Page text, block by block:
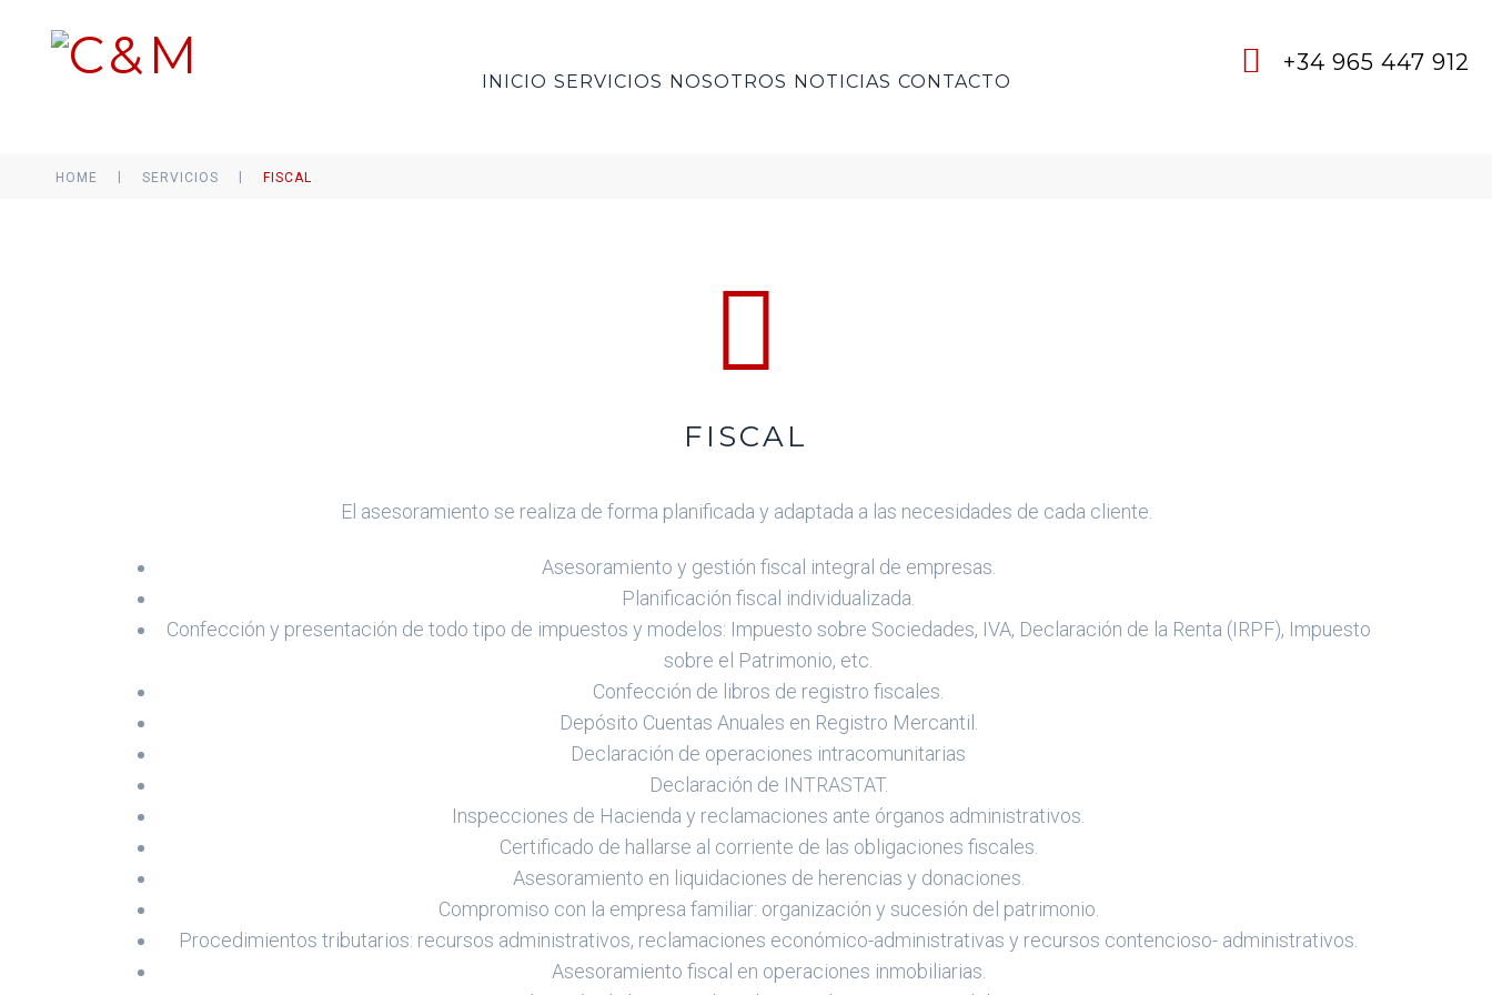
INICIO SERVICIOS NOSOTROS NOTICIAS CONTACTO
+34 965 447 912
HOME SERVICIOS FISCAL
FISCAL
El asesoramiento se realiza de forma planificada y adaptada a las necesidades de cada cliente.
Asesoramiento y gestión fiscal integral de empresas.
Planificación fiscal individualizada.
Confección y presentación de todo tipo de impuestos y modelos: Impuesto sobre Sociedades, IVA, Declaración de la Renta (IRPF), Impuesto
sobre el Patrimonio, etc.
Confección de libros de registro fiscales.
Depósito Cuentas Anuales en Registro Mercantil.
Declaración de operaciones intracomunitarias
Declaración de INTRASTAT.
Inspecciones de Hacienda y reclamaciones ante órganos administrativos.
Certificado de hallarse al corriente de las obligaciones fiscales.
Asesoramiento en liquidaciones de herencias y donaciones.
Compromiso con la empresa familiar: organización y sucesión del patrimonio.
Procedimientos tributarios: recursos administrativos, reclamaciones económico-administrativas y recursos contencioso- administrativos.
Asesoramiento fiscal en operaciones inmobiliarias.